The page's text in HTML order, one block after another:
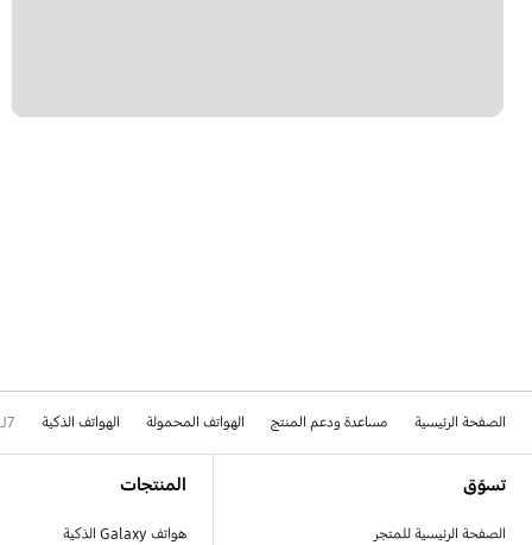
الصفحة الرئيسية مساعدة ودعم المنتج الهواتف المحمولة الهواتف الذكية
تسوّق
الصفحة الرئيسية للمتجر
المنتجات
هواتف Galaxy الذكية